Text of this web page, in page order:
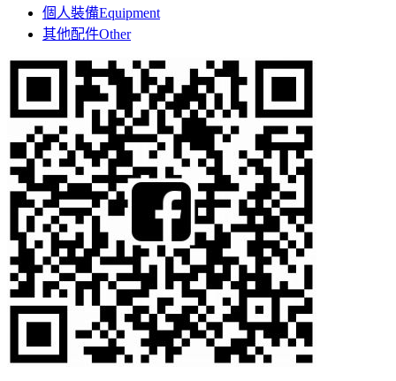
個人裝備Equipment
其他配件Other